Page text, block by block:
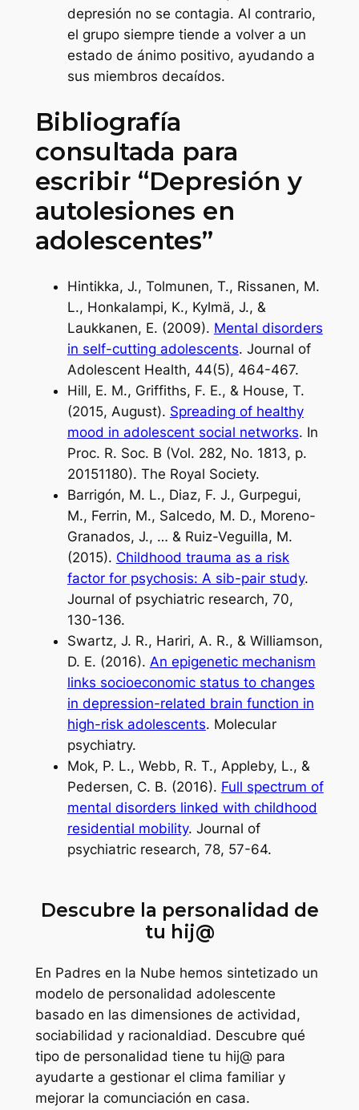
depresión no se contagia. Al contrario,
el grupo siempre tiende a volver a un
estado de ánimo positivo, ayudando a
sus miembros decaídos.
Bibliografía
consultada para
escribir “Depresión y
autolesiones en
adolescentes”
Hintikka, J., Tolmunen, T., Rissanen, M.
L., Honkalampi, K., Kylmä, J., &
Laukkanen, E. (2009). Mental disorders
in self-cutting adolescents. Journal of
Adolescent Health, 44(5), 464-467.
Hill, E. M., Griffiths, F. E., & House, T.
(2015, August). Spreading of healthy
mood in adolescent social networks. In
Proc. R. Soc. B (Vol. 282, No. 1813, p.
20151180). The Royal Society.
Barrigón, M. L., Diaz, F. J., Gurpegui,
M., Ferrin, M., Salcedo, M. D., Moreno-
Granados, J., … & Ruiz-Veguilla, M.
(2015). Childhood trauma as a risk
factor for psychosis: A sib-pair study.
Journal of psychiatric research, 70,
130-136.
Swartz, J. R., Hariri, A. R., & Williamson,
D. E. (2016). An epigenetic mechanism
links socioeconomic status to changes
in depression-related brain function in
high-risk adolescents. Molecular
psychiatry.
Mok, P. L., Webb, R. T., Appleby, L., &
Pedersen, C. B. (2016). Full spectrum of
mental disorders linked with childhood
residential mobility. Journal of
psychiatric research, 78, 57-64.
Descubre la personalidad de
tu hij@
En Padres en la Nube hemos sintetizado un
modelo de personalidad adolescente
basado en las dimensiones de actividad,
sociabilidad y racionaldiad. Descubre qué
tipo de personalidad tiene tu hij@ para
ayudarte a gestionar el clima familiar y
mejorar la comunciación en casa.